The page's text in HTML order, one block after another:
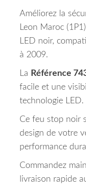
Améliorez la
Leon Maroc
LED noir,
à 2009.
La Référence
facile et une
technologie LED.
Ce feu stop noir
design de votre
performance
Commandez
livraison rapide